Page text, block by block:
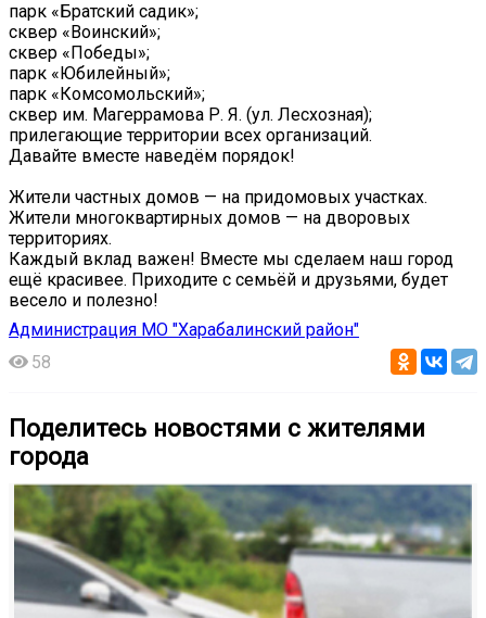
парк «Братский садик»;
сквер «Воинский»;
сквер «Победы»;
парк «Юбилейный»;
парк «Комсомольский»;
сквер им. Магеррамова Р. Я. (ул. Лесхозная);
прилегающие территории всех организаций.
Давайте вместе наведём порядок!
Жители частных домов — на придомовых участках.
Жители многоквартирных домов — на дворовых
территориях.
Каждый вклад важен! Вместе мы сделаем наш город
ещё красивее. Приходите с семьёй и друзьями, будет
весело и полезно!
Администрация МО "Харабалинский район"
58
Поделитесь новостями с жителями
города